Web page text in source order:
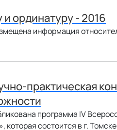
ординатуру - 2016
информация
практическая
программа IV
которая состоится в г.